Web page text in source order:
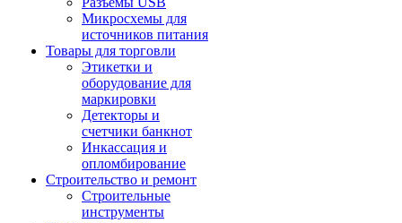
Микросхемы для
источников питания
Товары для торговли
Этикетки и
оборудование для
маркировки
Детекторы и
счетчики банкнот
Инкассация и
опломбирование
Строительство и ремонт
Строительные
инструменты